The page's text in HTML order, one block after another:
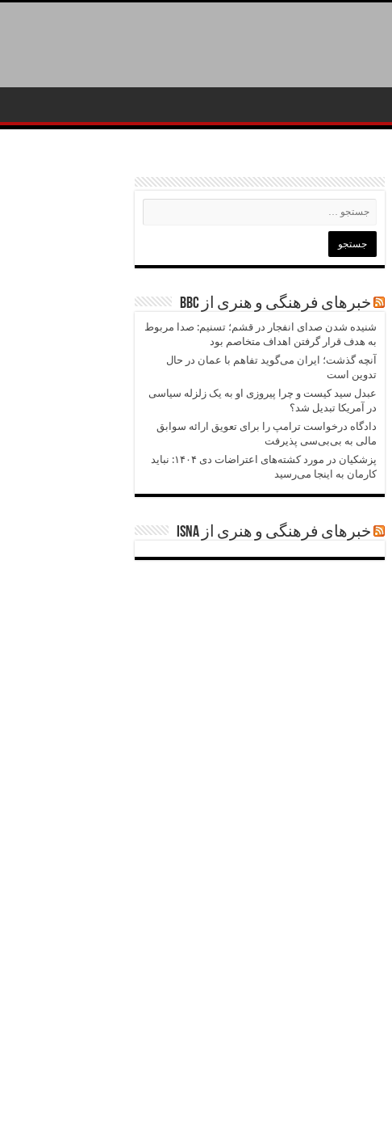
خبرهای فرهنگی و هنری از BBC
شنیده شدن صدای انفجار در قشم؛ تسنیم: صدا مربوط
به هدف قرار گرفتن اهداف متخاصم بود
آنچه گذشت؛ ایران می‌گوید تفاهم با عمان در حال
تدوین است
عبدل سید کیست و چرا پیروزی‌ او به یک زلزله سیاسی
در آمریکا تبدیل شد؟
دادگاه درخواست ترامپ را برای تعویق ارائه سوابق
مالی به بی‌بی‌سی پذیرفت
پزشکیان در مورد کشته‌های اعتراضات دی ۱۴۰۴: نباید
کارمان به اینجا می‌رسید
خبرهای فرهنگی و هنری از ISNA